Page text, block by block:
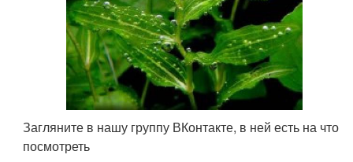
Загляните в нашу группу ВКонтакте, в ней есть на что
посмотреть